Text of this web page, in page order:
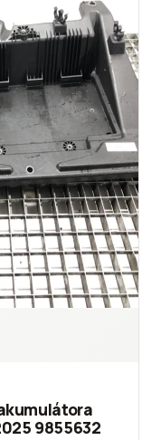
9855632